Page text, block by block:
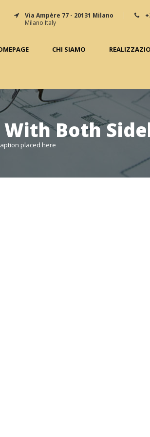
Via Ampère 77 - 20131 Milano
Milano Italy
CHI SIAMO
Both
placed here